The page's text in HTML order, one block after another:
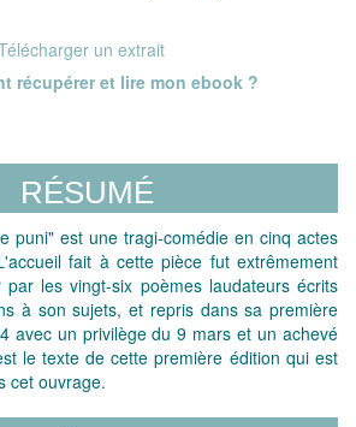
un extrait
récupérer et lire mon ebook ?
RÉSUMÉ
puni" est une tragi-comédie en cinq actes
fait à cette pièce fut extrêmement
les vingt-six poèmes laudateurs écrits
à son sujets, et repris dans sa première
avec un privilège du 9 mars et un achevé
le texte de cette première édition qui est
cet ouvrage.